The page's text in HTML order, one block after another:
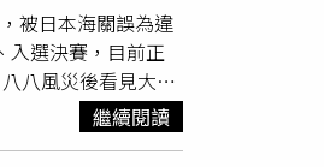
被日本海關誤為違
入選決賽，目前正
八風災後看見大量
域。自幼在農村長
到花生仁都細緻刻
繼續閱讀